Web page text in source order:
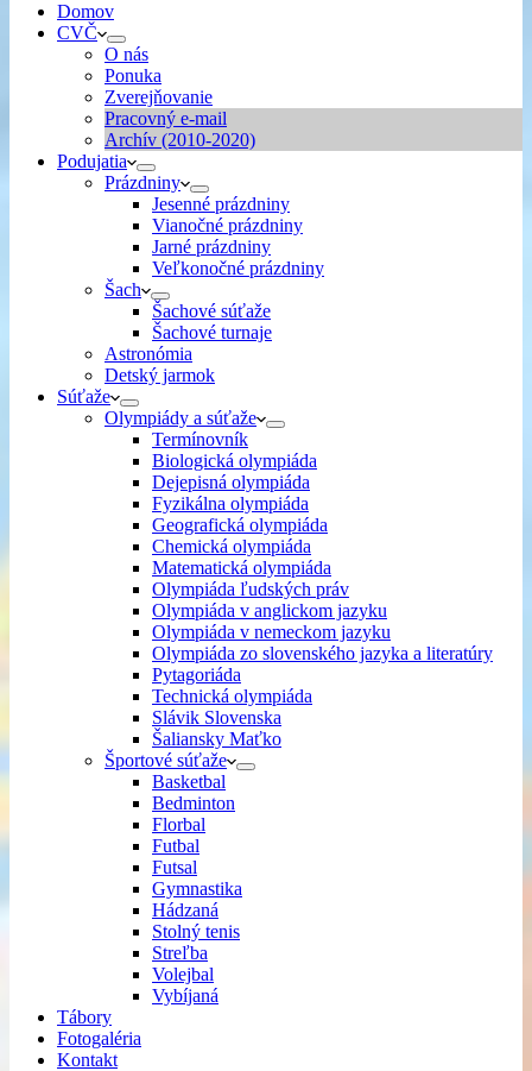
Domov
CVČ
O nás
Ponuka
Zverejňovanie
Pracovný e-mail
Archív (2010-2020)
Podujatia
Prázdniny
Jesenné prázdniny
Vianočné prázdniny
Jarné prázdniny
Veľkonočné prázdniny
Šach
Šachové súťaže
Šachové turnaje
Astronómia
Detský jarmok
Súťaže
Olympiády a súťaže
Termínovník
Biologická olympiáda
Dejepisná olympiáda
Fyzikálna olympiáda
Geografická olympiáda
Chemická olympiáda
Matematická olympiáda
Olympiáda ľudských práv
Olympiáda v anglickom jazyku
Olympiáda v nemeckom jazyku
Olympiáda zo slovenského jazyka a literatúry
Pytagoriáda
Technická olympiáda
Slávik Slovenska
Šaliansky Maťko
Športové súťaže
Basketbal
Bedminton
Florbal
Futbal
Futsal
Gymnastika
Hádzaná
Stolný tenis
Streľba
Volejbal
Vybíjaná
Tábory
Fotogaléria
Kontakt